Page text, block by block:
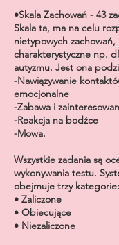
•Skala Zachowań - 43
Skala ta, ma na celu
nietypowych zachowań,
charakterystyczne np.
autyzmu. Jest ona
-Nawiązywanie
emocjonalne
-Zabawa i
-Reakcja na bodźce
-Mowa.
Wszystkie zadania są
wykonywania testu.
obejmuje trzy kategorie:
• Zaliczone
• Obiecujące
• Niezaliczone